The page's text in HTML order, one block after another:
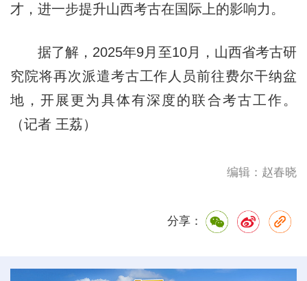
才，进一步提升山西考古在国际上的影响力。
据了解，2025年9月至10月，山西省考古研
究院将再次派遣考古工作人员前往费尔干纳盆
地，开展更为具体有深度的联合考古工作。
（记者 王荔）
编辑：赵春晓
分享：